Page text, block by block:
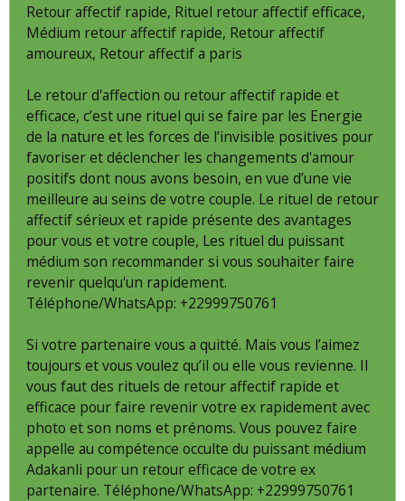
Retour affectif rapide, Rituel retour affectif efficace,
Médium retour affectif rapide, Retour affectif
amoureux, Retour affectif a paris
Le retour d'affection ou retour affectif rapide et
efficace, c’est une rituel qui se faire par les Energie
de la nature et les forces de l’invisible positives pour
favoriser et déclencher les changements d'amour
positifs dont nous avons besoin, en vue d’une vie
meilleure au seins de votre couple. Le rituel de retour
affectif sérieux et rapide présente des avantages
pour vous et votre couple, Les rituel du puissant
médium son recommander si vous souhaiter faire
revenir quelqu'un rapidement.
Téléphone/WhatsApp: +22999750761
Si votre partenaire vous a quitté. Mais vous l’aimez
toujours et vous voulez qu’il ou elle vous revienne. Il
vous faut des rituels de retour affectif rapide et
efficace pour faire revenir votre ex rapidement avec
photo et son noms et prénoms. Vous pouvez faire
appelle au compétence occulte du puissant médium
Adakanli pour un retour efficace de votre ex
partenaire. Téléphone/WhatsApp: +22999750761